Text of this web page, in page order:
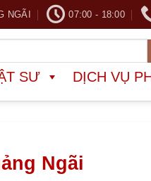
NGÃI 07:00 - 18:00
SƯ DỊCH VỤ
Ngãi